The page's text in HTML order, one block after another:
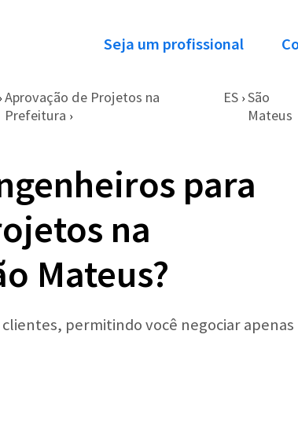
Seja um profissional
› Aprovação de Projetos na
Prefeitura ›
ES › São
Mateus
para
na
Mateus?
permitindo você negociar apenas